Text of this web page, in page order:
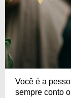
Você é a
sempre conto